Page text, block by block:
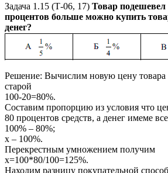
Задача 1.15 (Т-06, 17) Товар подешевел
процентов больше можно купить
денег?
Решение: Вычислим новую цену
старой
100-20=80%.
Составим пропорцию из условия что
80 процентов средств, а денег имеме все
100% – 80%;
х – 100%.
Перекрестным умножением получим
х=100*80/100=125%.
Находим разницу покупательной